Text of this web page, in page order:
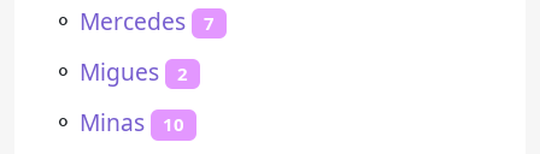
⚬ Mercedes 7
⚬ Migues 2
⚬ Minas 10